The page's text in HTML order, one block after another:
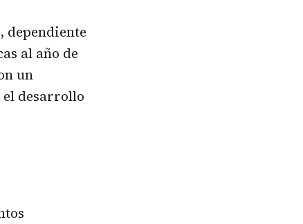
dependiente
al año de
un
el desarrollo